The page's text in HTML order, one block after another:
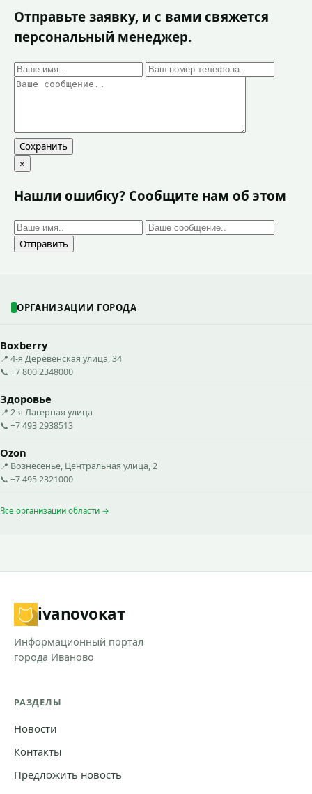
Отправьте заявку, и с вами свяжется
персональный менеджер.
Сохранить
×
Нашли ошибку? Сообщите нам об этом
Отправить
ОРГАНИЗАЦИИ ГОРОДА
Boxberry
📍 4-я Деревенская улица, 34
📞 +7 800 2348000
Здоровье
📍 2-я Лагерная улица
📞 +7 493 2938513
Ozon
📍 Вознесенье, Центральная улица, 2
📞 +7 495 2321000
Все организации области →
ivanovoкат
Информационный портал
города Иваново
РАЗДЕЛЫ
Новости
Контакты
Предложить новость